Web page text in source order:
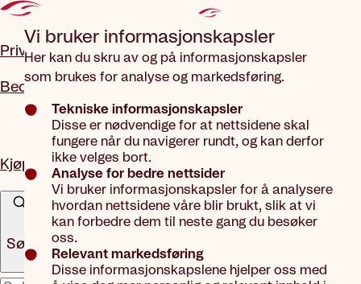
Vi bruker informasjons­kapsler
Her kan du skru av og på informasjonskapsler
som brukes for analyse og markedsføring.
Tekniske informasjonskapsler
Disse er nødvendige for at nettsidene skal
fungere når du navigerer rundt, og kan derfor
ikke velges bort.
Analyse for bedre nettsider
Vi bruker informasjonskapsler for å analysere
hvordan nettsidene våre blir brukt, slik at vi
kan forbedre dem til neste gang du besøker
oss.
Relevant markedsføring
Disse informasjonskapslene hjelper oss med
Privat
Bedrift
Kjøp forsikring
Søk